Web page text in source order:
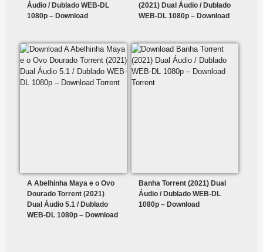
Áudio / Dublado WEB-DL
1080p – Download
(2021) Dual Áudio / Dublado
WEB-DL 1080p – Download
A Abelhinha Maya e o Ovo
Dourado Torrent (2021)
Dual Áudio 5.1 / Dublado
WEB-DL 1080p – Download
Banha Torrent (2021) Dual
Áudio / Dublado WEB-DL
1080p – Download